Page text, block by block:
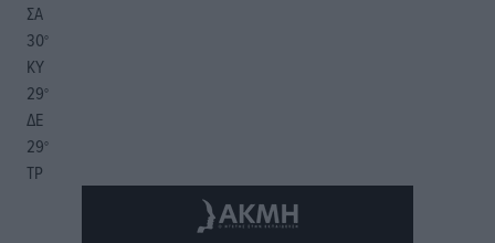
ΣΑ
30°
ΚΥ
29°
ΔΕ
29°
ΤΡ